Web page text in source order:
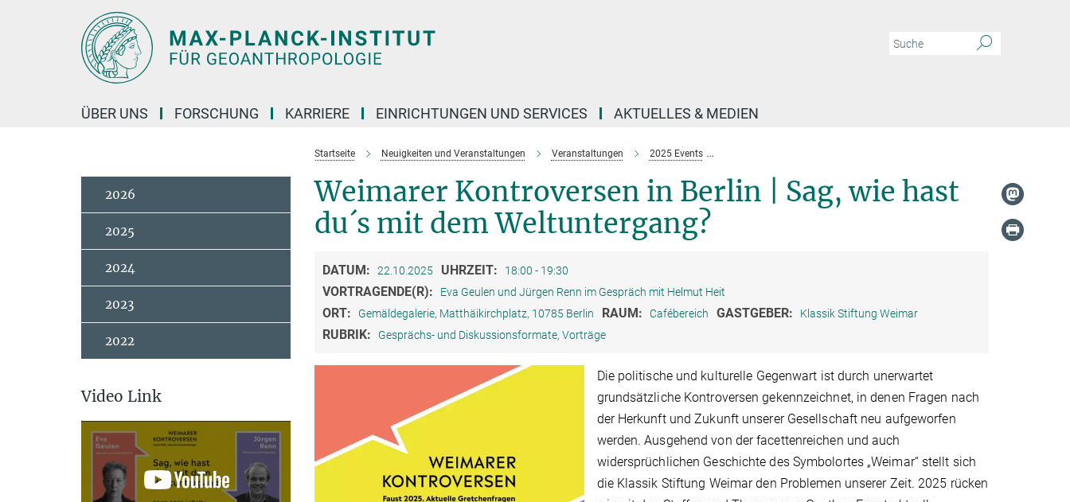
ÜBER UNS FORSCHUNG KARRIERE EINRICHTUNGEN UND SERVICES AKTUELLES & MEDIEN
Startseite Neuigkeiten und Veranstaltungen Veranstaltungen 2025 Events
Weimarer Kontroversen in Berlin | Sag, wie hast
du´s mit dem Weltuntergang?
DATUM: 22.10.2025 UHRZEIT: 18:00 - 19:30
VORTRAGENDE(R): Eva Geulen und Jürgen Renn im Gespräch mit Helmut Heit
ORT: Gemäldegalerie, Matthäikirchplatz, 10785 Berlin RAUM: Cafébereich GASTGEBER: Klassik Stiftung Weimar
RUBRIK: Gesprächs- und Diskussionsformate, Vorträge
Die politische und kulturelle Gegenwart ist durch unerwartet
grundsätzliche Kontroversen gekennzeichnet, in denen Fragen nach
der Herkunft und Zukunft unserer Gesellschaft neu aufgeworfen
werden. Ausgehend von der facettenreichen und auch
widersprüchlichen Geschichte des Symbolortes „Weimar“ stellt sich
die Klassik Stiftung Weimar den Problemen unserer Zeit. 2025 rücken
2026
2025
2024
2023
2022
Video Link